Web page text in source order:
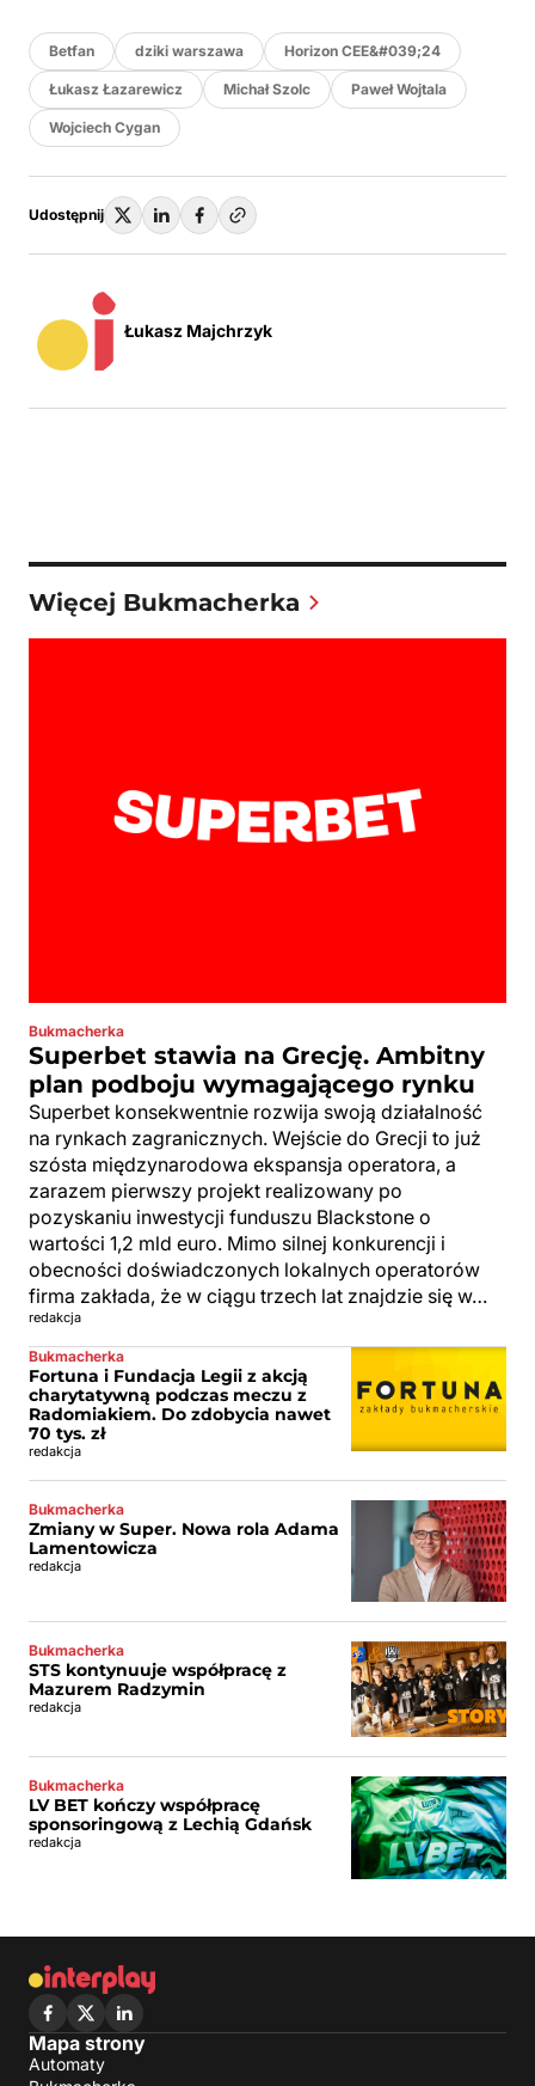
Betfan dziki warszawa Horizon CEE&#039;24
Łukasz Łazarewicz Michał Szolc Paweł Wojtala
Wojciech Cygan
Udostępnij
Łukasz Majchrzyk
Więcej Bukmacherka
Bukmacherka
Superbet stawia na Grecję. Ambitny
plan podboju wymagającego rynku
Superbet konsekwentnie rozwija swoją działalność
na rynkach zagranicznych. Wejście do Grecji to już
szósta międzynarodowa ekspansja operatora, a
zarazem pierwszy projekt realizowany po
pozyskaniu inwestycji funduszu Blackstone o
wartości 1,2 mld euro. Mimo silnej konkurencji i
obecności doświadczonych lokalnych operatorów
firma zakłada, że w ciągu trzech lat znajdzie się w…
redakcja
Bukmacherka
Fortuna i Fundacja Legii z akcją
charytatywną podczas meczu z
Radomiakiem. Do zdobycia nawet
70 tys. zł
redakcja
Bukmacherka
Zmiany w Super. Nowa rola Adama
Lamentowicza
redakcja
Bukmacherka
STS kontynuuje współpracę z
Mazurem Radzymin
redakcja
Bukmacherka
LV BET kończy współpracę
sponsoringową z Lechią Gdańsk
redakcja
Mapa strony
Automaty